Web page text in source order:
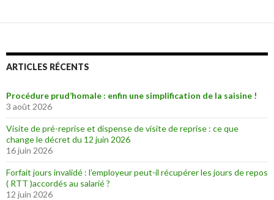
ARTICLES RÉCENTS
Procédure prud’homale : enfin une simplification de la saisine !
3 août 2026
Visite de pré-reprise et dispense de visite de reprise : ce que
change le décret du 12 juin 2026
16 juin 2026
Forfait jours invalidé : l’employeur peut-il récupérer les jours de repos
( RTT )accordés au salarié ?
12 juin 2026